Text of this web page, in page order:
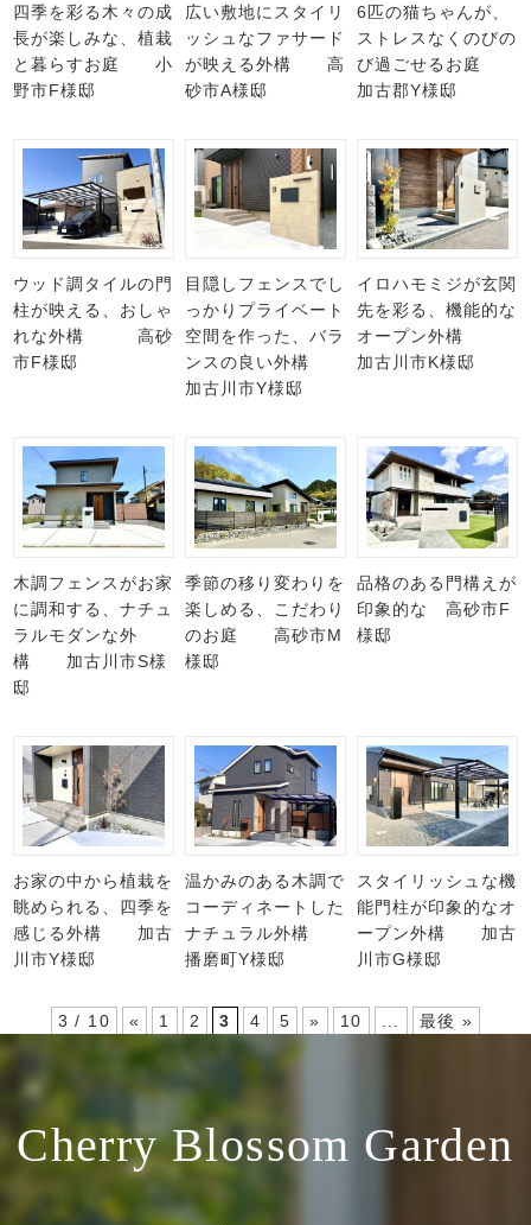
四季を彩る木々の成
長が楽しみな、植栽
と暮らすお庭 小
野市F様邸
広い敷地にスタイリ
ッシュなファサード
が映える外構 高
砂市A様邸
6匹の猫ちゃんが、
ストレスなくのびの
び過ごせるお庭
加古郡Y様邸
ウッド調タイルの門
柱が映える、おしゃ
れな外構 高砂
市F様邸
目隠しフェンスでし
っかりプライベート
空間を作った、バラ
ンスの良い外構
加古川市Y様邸
イロハモミジが玄関
先を彩る、機能的な
オープン外構
加古川市K様邸
木調フェンスがお家
に調和する、ナチュ
ラルモダンな外
構 加古川市S様
邸
季節の移り変わりを
楽しめる、こだわり
のお庭 高砂市M
様邸
品格のある門構えが
印象的な 高砂市F
様邸
お家の中から植栽を
眺められる、四季を
感じる外構 加古
川市Y様邸
温かみのある木調で
コーディネートした
ナチュラル外構
播磨町Y様邸
スタイリッシュな機
能門柱が印象的なオ
ープン外構 加古
川市G様邸
3 / 10 « 1 2 3 4 5 » 10 最後 »
Cherry Blossom Garden